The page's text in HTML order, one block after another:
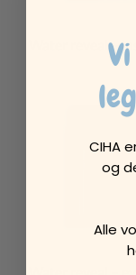
Water reveal –
CIHA
og
Alle